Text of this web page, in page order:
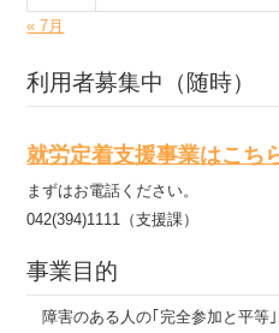
« 7月
利用者募集中（随時）
就労定着支援事業はこち
まずはお電話ください。
042(394)1111（支援課）
事業目的
障害のある人の｢完全参加と平等